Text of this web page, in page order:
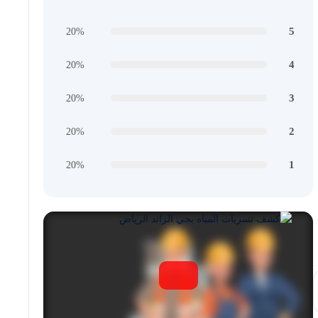
5
20%
4
20%
3
20%
2
20%
1
20%